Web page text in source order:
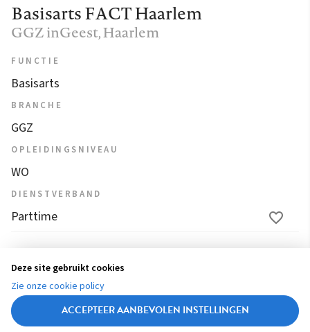
Basisarts FACT Haarlem
GGZ inGeest, Haarlem
FUNCTIE
Basisarts
BRANCHE
GGZ
OPLEIDINGSNIVEAU
WO
DIENSTVERBAND
Parttime
1
2
(
3
Deze site gebruikt cookies
Zie onze cookie policy
ACCEPTEER AANBEVOLEN INSTELLINGEN